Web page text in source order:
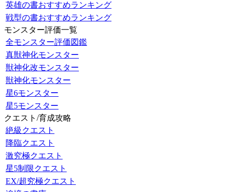
英雄の書おすすめランキング
戦型の書おすすめランキング
モンスター評価一覧
全モンスター評価図鑑
真獣神化モンスター
獣神化改モンスター
獣神化モンスター
星6モンスター
星5モンスター
クエスト/育成攻略
絶級クエスト
降臨クエスト
激究極クエスト
星5制限クエスト
EX/超究極クエスト